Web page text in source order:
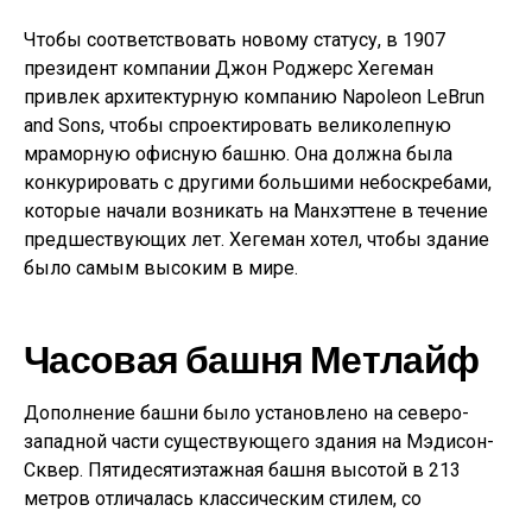
Чтобы соответствовать новому статусу, в 1907
президент компании Джон Роджерс Хегеман
привлек архитектурную компанию Napoleon LeBrun
and Sons, чтобы спроектировать великолепную
мраморную офисную башню. Она должна была
конкурировать с другими большими небоскребами,
которые начали возникать на Манхэттене в течение
предшествующих лет. Хегеман хотел, чтобы здание
было самым высоким в мире.
Часовая башня Метлайф
Дополнение башни было установлено на северо-
западной части существующего здания на Мэдисон-
Сквер. Пятидесятиэтажная башня высотой в 213
метров отличалась классическим стилем, со